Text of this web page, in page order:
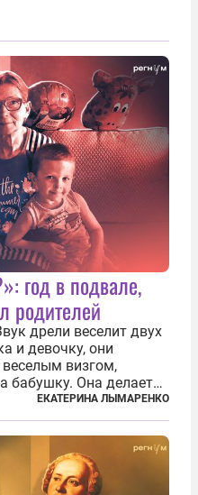
год в подвале,
родителей
дрели веселит двух
и девочку, они
визгом,
бабушку. Она делает
что она
дрель, конечно,
ЕКАТЕРИНА ЛЫМАРЕНКО